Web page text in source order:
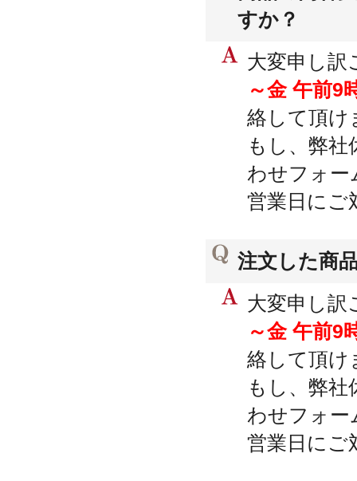
すか？
大変申し訳
～金 午前9
絡して頂け
もし、弊
わせフォー
営業日にご
注文した商
大変申し訳
～金 午前9
絡して頂け
もし、弊
わせフォー
営業日にご